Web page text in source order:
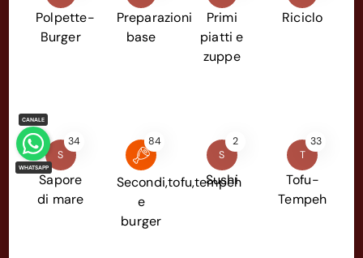
Polpette-
Burger
Preparazioni
base
Primi
piatti e
zuppe
Riciclo
S
34
Sapore
di mare
84
Secondi,tofu,tempeh
e
burger
S
2
Sushi
T
33
Tofu-
Tempeh